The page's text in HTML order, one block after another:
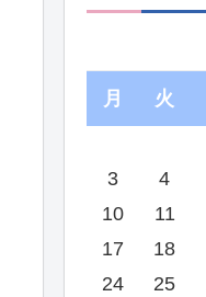
月 火
3
4
10
11
17
18
24
25